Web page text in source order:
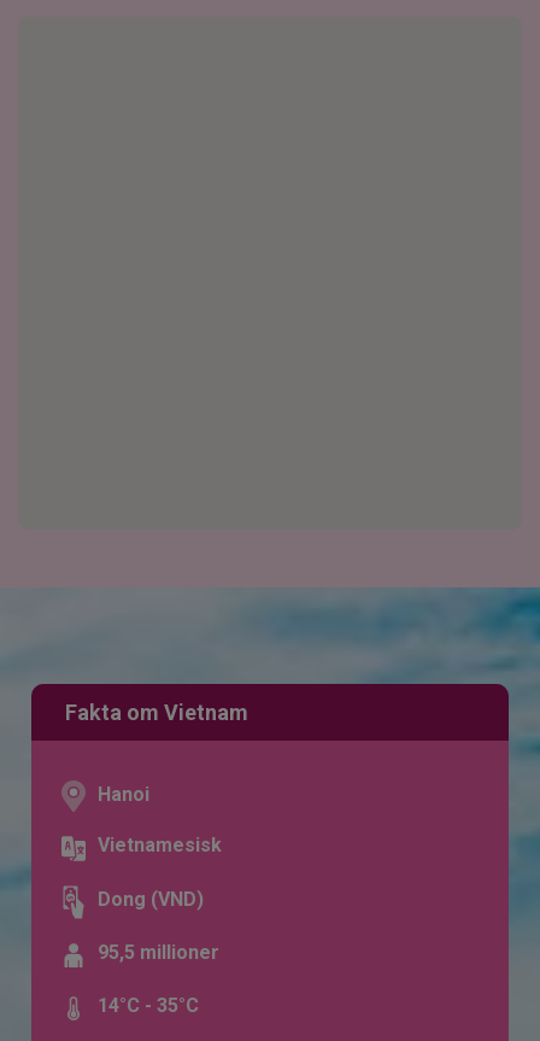
Fakta om Vietnam
Hanoi
Vietnamesisk
Dong (VND)
95,5 millioner
14°C - 35°C